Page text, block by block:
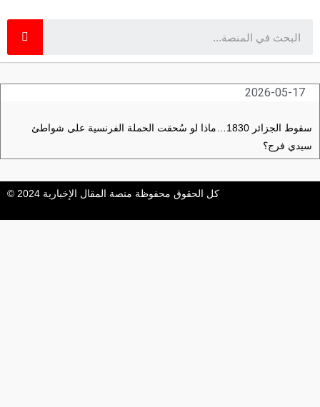
2026-05-17
سقوط الجزائر 1830…ماذا لو سُحقت الحملة الفرنسية على شواطئ
سيدي فرج؟
كل الحقوق محفوظة منصة المقال الإخبارية 2024 ©